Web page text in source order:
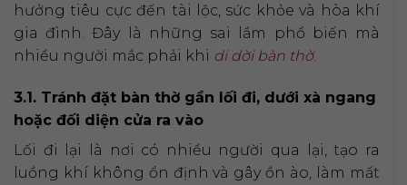
hưởng tiêu cực đến tài lộc, sức khỏe và hòa khí
gia đình. Đây là những sai lầm phổ biến mà
nhiều người mắc phải khi di dời bàn thờ.
3.1. Tránh đặt bàn thờ gần lối đi, dưới xà ngang
hoặc đối diện cửa ra vào
Lối đi lại là nơi có nhiều người qua lại, tạo ra
luồng khí không ổn định và gây ồn ào, làm mất